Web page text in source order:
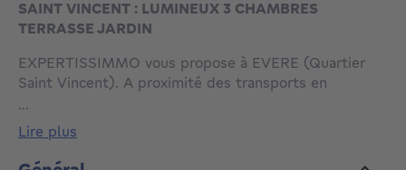
SAINT VINCENT : LUMINEUX 3 CHAMBRES
TERRASSE JARDIN
EXPERTISSIMMO vous propose à EVERE (Quartier
Saint Vincent). A proximité des transports en
facilités; Situé dans une rue calme, belle maison +/-
208m2 de surface construite (+/- 158m2 selon PEB).
Celle-ci comprend 3 chambres une terrasse et un
...
lire plus